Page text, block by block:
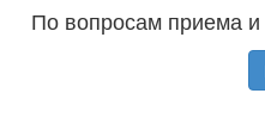
По вопросам приема